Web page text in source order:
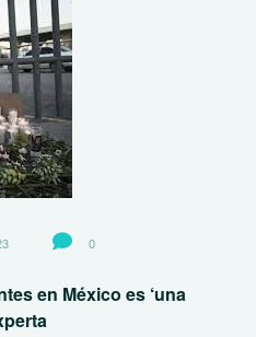
0
en México es ‘una